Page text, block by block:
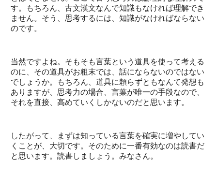
す。もちろん、古文漢文なんで知識もなければ理解でき
ません。そう、思考するには、知識がなければならない
のです。
当然ですよね。そもそも言葉という道具を使って考える
のに、その道具がお粗末では、話にならないのではない
でしょうか。もちろん、道具に頼らずともなんて発想も
ありますが、思考力の場合、言葉が唯一の手段なので、
それを直接、高めていくしかないのだと思います。
したがって、まずは知っている言葉を確実に増やしてい
くことが、大切です。そのために一番有効なのは読書だ
と思います。読書しましょう。みなさん。